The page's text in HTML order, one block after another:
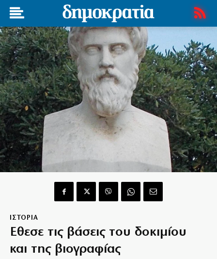
ΙΣΤΟΡΙΑ
Εθεσε τις βάσεις του δοκιμίου
και της βιογραφίας